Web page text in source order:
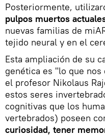
Posteriormente,
pulpos muertos
nuevas familias de
tejido neural y en el
Esta ampliación de su
genética es "lo que
el profesor Nikolaus
estos seres
cognitivas que los
vertebrados) poseen
curiosidad, tener